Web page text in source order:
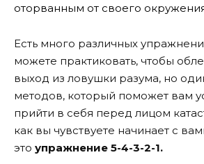
оторванным от своего
Есть много различных
можете практиковать, чтобы
выход из ловушки разума, но
методов, который поможет вам
прийти в себя перед лицом
как вы чувствуете начинает с
это упражнение 5-4-3-2-1.